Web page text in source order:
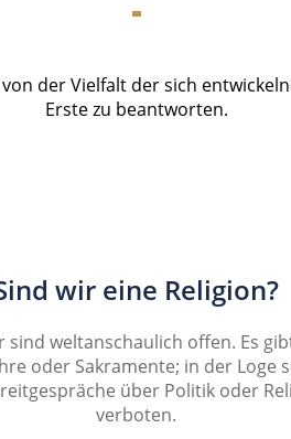
der Vielfalt der sich
Erste zu beantworten.
wir eine Religion?
sind weltanschaulich offen. Es
oder Sakramente; in der Loge
über Politik oder
verboten.